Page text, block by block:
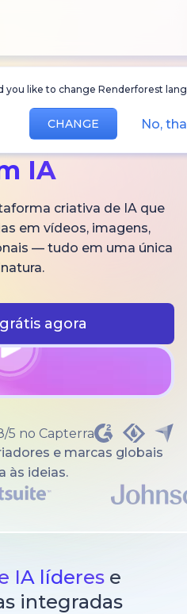
like to change Renderforest
CHANGE No,
vídeos,
e áudios
IA
criativa de IA que
em vídeos, imagens,
— tudo em uma única
agora
5 no Capterra
e marcas globais
às ideias.
IA líderes e
integradas